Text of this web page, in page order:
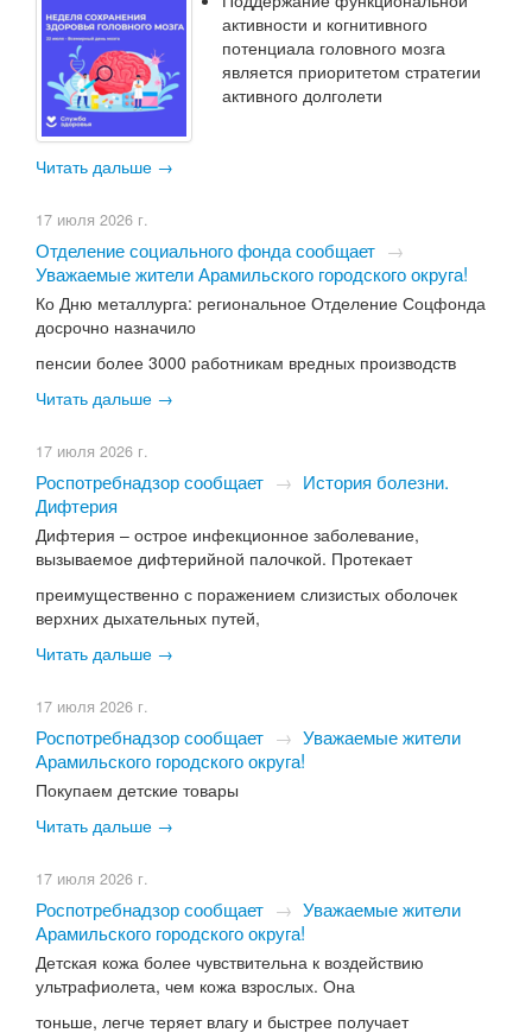
активности и когнитивного
потенциала головного мозга
является приоритетом стратегии
активного долголети
Читать дальше →
17 июля 2026 г.
Отделение социального фонда сообщает →
Уважаемые жители Арамильского городского округа!
Ко Дню металлурга: региональное Отделение Соцфонда
досрочно назначило
пенсии более 3000 работникам вредных производств
Читать дальше →
17 июля 2026 г.
Роспотребнадзор сообщает → История болезни.
Дифтерия
Дифтерия – острое инфекционное заболевание,
вызываемое дифтерийной палочкой. Протекает
преимущественно с поражением слизистых оболочек
верхних дыхательных путей,
Читать дальше →
17 июля 2026 г.
Роспотребнадзор сообщает → Уважаемые жители
Арамильского городского округа!
Покупаем детские товары
Читать дальше →
17 июля 2026 г.
Роспотребнадзор сообщает → Уважаемые жители
Арамильского городского округа!
Детская кожа более чувствительна к воздействию
ультрафиолета, чем кожа взрослых. Она
тоньше, легче теряет влагу и быстрее получает